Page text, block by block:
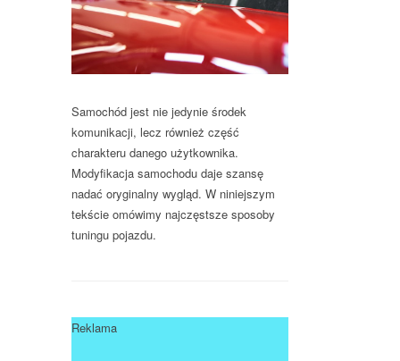
Samochód jest nie jedynie środek
komunikacji, lecz również część
charakteru danego użytkownika.
Modyfikacja samochodu daje szansę
nadać oryginalny wygląd. W niniejszym
tekście omówimy najczęstsze sposoby
tuningu pojazdu.
Reklama